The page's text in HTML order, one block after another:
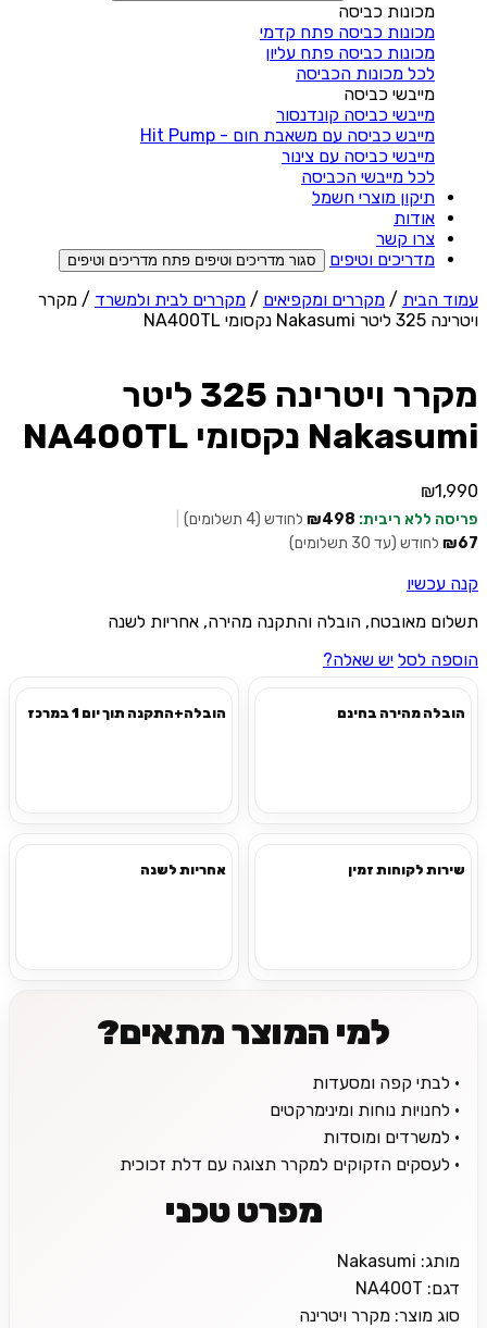
מכונות כביסה
מכונות כביסה פתח קדמי
מכונות כביסה פתח עליון
לכל מכונות הכביסה
מייבשי כביסה
מייבשי כביסה קונדנסור
מייבש כביסה עם משאבת חום - Hit Pump
מייבשי כביסה עם צינור
לכל מייבשי הכביסה
תיקון מוצרי חשמל
אודות
צרו קשר
מדריכים וטיפים
סגור מדריכים וטיפים פתח מדריכים וטיפים
עמוד הבית / מקררים ומקפיאים / מקררים לבית ולמשרד / מקרר
ויטרינה 325 ליטר Nakasumi נקסומי NA400TL
מקרר ויטרינה 325 ליטר
Nakasumi נקסומי NA400TL
₪1,990
פריסה ללא ריבית: ₪498 לחודש (4 תשלומים)
₪67 לחודש (עד 30 תשלומים)
קנה עכשיו
תשלום מאובטח, הובלה והתקנה מהירה, אחריות לשנה
הוספה לסל יש שאלה?
הובלה מהירה בחינם הובלה+התקנה תוך יום 1 במרכז
שירות לקוחות זמין אחריות לשנה
למי המוצר מתאים?
• לבתי קפה ומסעדות
• לחנויות נוחות ומינימרקטים
• למשרדים ומוסדות
• לעסקים הזקוקים למקרר תצוגה עם דלת זכוכית
מפרט טכני
מותג: Nakasumi
דגם: NA400T
סוג מוצר: מקרר ויטרינה